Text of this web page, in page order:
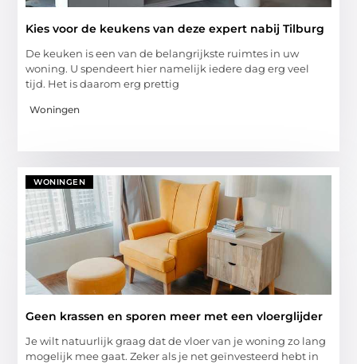
Kies voor de keukens van deze expert nabij Tilburg
De keuken is een van de belangrijkste ruimtes in uw
woning. U spendeert hier namelijk iedere dag erg veel
tijd. Het is daarom erg prettig
Woningen
WONINGEN
Geen krassen en sporen meer met een vloerglijder
Je wilt natuurlijk graag dat de vloer van je woning zo lang
mogelijk mee gaat. Zeker als je net geïnvesteerd hebt in